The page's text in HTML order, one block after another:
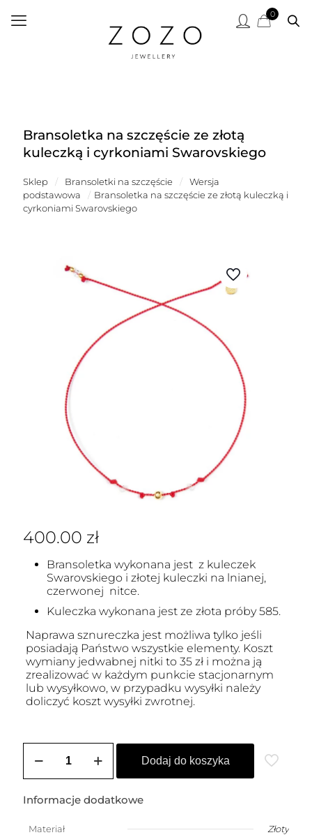
0
Bransoletka na szczęście ze złotą
kuleczką i cyrkoniami Swarovskiego
Sklep / Bransoletki na szczęście /
Wersja
podstawowa
/ Bransoletka na szczęście ze złotą kuleczką i
cyrkoniami Swarovskiego
400.00 zł
Bransoletka wykonana jest z kuleczek
Swarovskiego i złotej kuleczki na lnianej,
czerwonej nitce.
Kuleczka wykonana jest ze złota próby 585.
Naprawa sznureczka jest możliwa tylko jeśli
posiadają Państwo wszystkie elementy. Koszt
wymiany jedwabnej nitki to 35 zł i można ją
zrealizować w każdym punkcie stacjonarnym
lub wysyłkowo, w przypadku wysyłki należy
doliczyć koszt wysyłki zwrotnej.
Bransoletka
ze
kuleczką
Dodaj do koszyka
Informacje dodatkowe
Materiał Złoty